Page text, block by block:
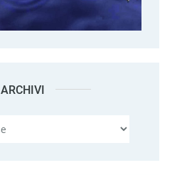
ARCHIVI Archivi